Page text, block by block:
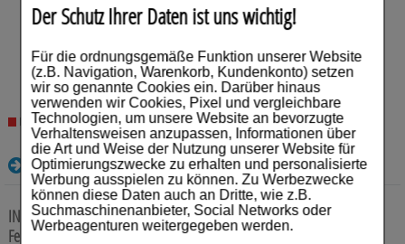
Der Schutz Ihrer Daten ist uns wichtig!
Für die ordnungsgemäße Funktion unserer Website
(z.B. Navigation, Warenkorb, Kundenkonto) setzen
wir so genannte Cookies ein. Darüber hinaus
verwenden wir Cookies, Pixel und vergleichbare
Technologien, um unsere Website an bevorzugte
Verhaltensweisen anzupassen, Informationen über
die Art und Weise der Nutzung unserer Website für
Optimierungszwecke zu erhalten und personalisierte
Werbung ausspielen zu können. Zu Werbezwecke
können diese Daten auch an Dritte, wie z.B.
Suchmaschinenanbieter, Social Networks oder
Werbeagenturen weitergegeben werden.
Schmerzen
Für Kinder
Für Ihn
Für Sie
Schwangerschaft & Stillzeit
Darreichungsform: Fertigspritzen
25,38€¹
50.760,00 € pro 1 l
Nicht lieferbar
Details
INFLUVAC 2025/2026 Inj.-Susp.F.-Sp.mit Kanüle1X0.5 ml
Fertigspritzen